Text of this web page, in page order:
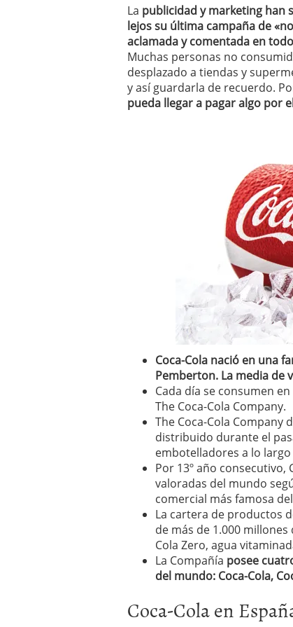
La publicidad y marketing han
lejos su última campaña de
aclamada y comentada en
Muchas personas no
desplazado a tiendas y
y así guardarla de recuerdo.
pueda llegar a pagar algo por
Coca-Cola nació en una
Pemberton. La media de
Cada día se consumen
The Coca-Cola Company.
The Coca-Cola Company
distribuido durante el
embotelladores a lo
Por 13º año consecutivo,
valoradas del mundo
comercial más famosa
La cartera de productos
de más de 1.000 millones
Cola Zero, agua
La Compañía posee
del mundo: Coca-Cola,
Coca-Cola en